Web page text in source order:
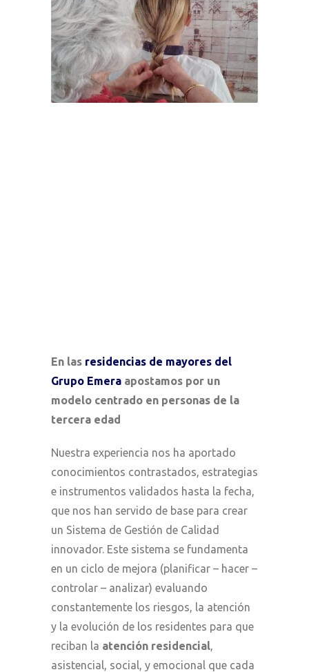
En las residencias de mayores del
Grupo Emera apostamos por un
modelo centrado en personas de la
tercera edad
Nuestra experiencia nos ha aportado
conocimientos contrastados, estrategias
e instrumentos validados hasta la fecha,
que nos han servido de base para crear
un Sistema de Gestión de Calidad
innovador. Este sistema se fundamenta
en un ciclo de mejora (planificar – hacer –
controlar – analizar) evaluando
constantemente los riesgos, la atención
y la evolución de los residentes para que
reciban la atención residencial,
asistencial, social, y emocional que cada